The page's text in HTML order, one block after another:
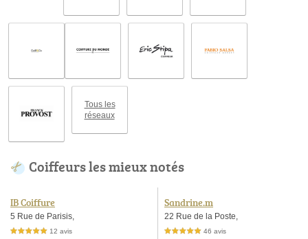
Tous les
réseaux
Coiffeurs les mieux notés
IB Coiffure
5 Rue de Parisis,
5,0 étoiles sur 5 12 avis
Sandrine.m
22 Rue de la Poste,
5,0 étoiles sur 5 46 avis